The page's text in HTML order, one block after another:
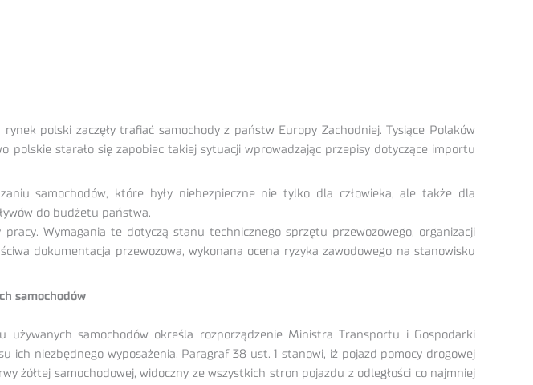
polski zaczęły trafiać samochody z państw Europy Zachodniej. Tysiące Polaków
polskie starało się zapobiec takiej sytuacji wprowadzając przepisy dotyczące importu
samochodów, które były niebezpieczne nie tylko dla człowieka, ale także dla
do budżetu państwa.
Wymagania te dotyczą stanu technicznego sprzętu przewozowego, organizacji
dokumentacja przewozowa, wykonana ocena ryzyka zawodowego na stanowisku
samochodów
samochodów określa rozporządzenie Ministra Transportu i Gospodarki
niezbędnego wyposażenia. Paragraf 38 ust. 1 stanowi, iż pojazd pomocy drogowej
żółtej samochodowej, widoczny ze wszystkich stron pojazdu z odległości co najmniej